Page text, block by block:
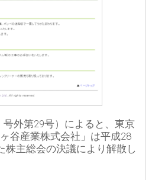
外第29号）によると、東京
谷産業株式会社」は平成28
株主総会の決議により解散し